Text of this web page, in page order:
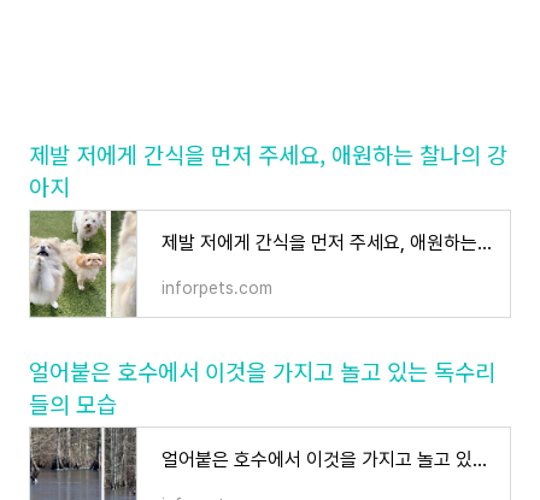
제발 저에게 간식을 먼저 주세요, 애원하는 찰나의 강
아지
제발 저에게 간식을 먼저 주세요, 애원하는 찰나의 강아지
inforpets.com
얼어붙은 호수에서 이것을 가지고 놀고 있는 독수리
들의 모습
얼어붙은 호수에서 이것을 가지고 놀고 있는 독수리들의 모습